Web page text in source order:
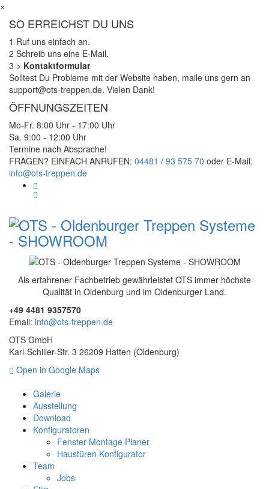
×
SO ERREICHST DU UNS
1 Ruf uns einfach an.
2 Schreib uns eine E-Mail.
3 > Kontaktformular
Solltest Du Probleme mit der Website haben, maile uns gern an
support@ots-treppen.de. Vielen Dank!
ÖFFNUNGSZEITEN
Mo-Fr. 8:00 Uhr - 17:00 Uhr
Sa. 9:00 - 12:00 Uhr
Termine nach Absprache!
FRAGEN? EINFACH ANRUFEN: 04481 / 93 575 70 oder E-Mail:
info@ots-treppen.de
Als erfahrener Fachbetrieb gewährleistet OTS immer höchste
Qualität in Oldenburg und im Oldenburger Land.
+49 4481 9357570
Email: info@ots-treppen.de
OTS GmbH
Karl-Schiller-Str. 3 26209 Hatten (Oldenburg)
Open in Google Maps
Galerie
Ausstellung
Download
Konfiguratoren
Fenster Montage Planer
Haustüren Konfigurator
Team
Jobs